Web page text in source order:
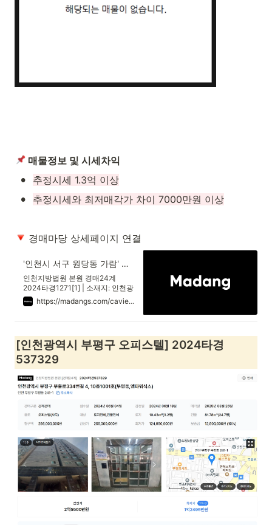
매물정보 및 시세차익
• 추정시세 1.3억 이상
• 추정시세와 최저매각가 차이 7000만원 이상
경매마당 상세페이지 연결
'인천시 서구 원당동 가람' 의 시세, 권리분석, 상세정보
인천지방법원 본원 경매24계
2024타경1271[1] | 소재지: 인천광
역시 서구 고산후로121번안길 24,
4층403호 (원당동,가람오피스텔)
https://madangs.com/caview?m_code=0820240001271001
[인천광역시 부평구 오피스텔] 2024타경
537329